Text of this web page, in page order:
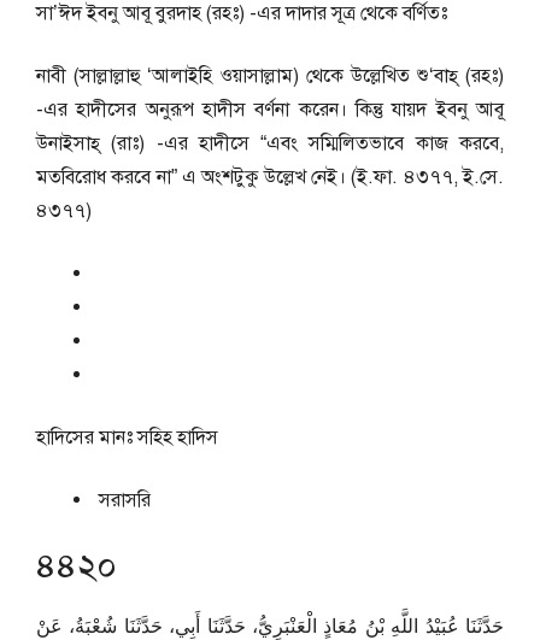
সা’ঈদ ইবনু আবূ বুরদাহ (রহঃ) -এর দাদার সূত্র থেকে বর্ণিতঃ
নাবী (সাল্লাল্লাহু ‘আলাইহি ওয়াসাল্লাম) থেকে উল্লেখিত শু‘বাহ্ (রহঃ)
-এর হাদীসের অনুরূপ হাদীস বর্ণনা করেন। কিন্তু যায়দ ইবনু আবূ
উনাইসাহ্ (রাঃ) -এর হাদীসে “এবং সম্মিলিতভাবে কাজ করবে,
মতবিরোধ করবে না” এ অংশটুকু উল্লেখ নেই। (ই.ফা. ৪৩৭৭, ই.সে.
৪৩৭৭)
হাদিসের মানঃসহিহ হাদিস
সরাসরি
৪৪২০
حَدَّثَنَا عُبَيْدُ اللَّهِ بْنُ مُعَاذٍ الْعَنْبَرِيُّ، حَدَّثَنَا أَبِي، حَدَّثَنَا شُعْبَةُ، عَنْ